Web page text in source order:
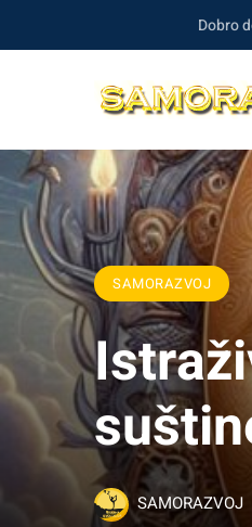
Dobro došli u
SAMORAZVOJ
SAMORAZVOJ